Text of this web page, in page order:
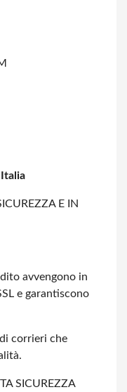
E IN
avvengono in
e garantiscono
corrieri che
SICUREZZA